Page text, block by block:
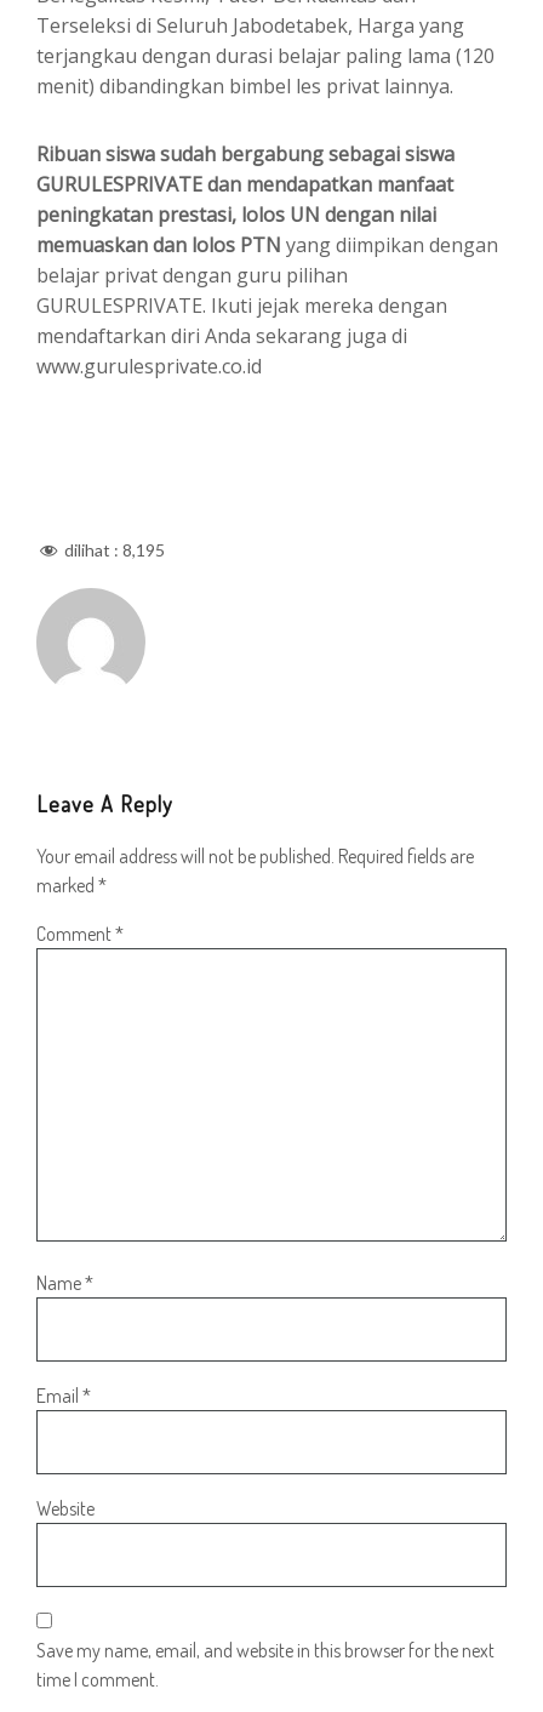
Terseleksi di Seluruh Jabodetabek, Harga yang
terjangkau dengan durasi belajar paling lama (120
menit) dibandingkan bimbel les privat lainnya.
Ribuan siswa sudah bergabung sebagai siswa
GURULESPRIVATE dan mendapatkan manfaat
peningkatan prestasi, lolos UN dengan nilai
memuaskan dan lolos PTN yang diimpikan dengan
belajar privat dengan guru pilihan
GURULESPRIVATE. Ikuti jejak mereka dengan
mendaftarkan diri Anda sekarang juga di
www.gurulesprivate.co.id
dilihat : 8,195
Leave A Reply
Your email address will not be published. Required fields are
marked *
Comment*
Name*
Email *
Website
Save my name, email, and website in this browser for the next
time I comment.